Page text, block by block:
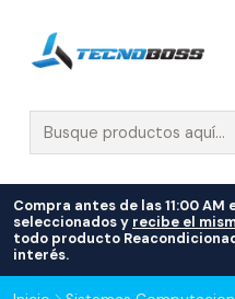
Compra antes de las 11:00
seleccionados y recibe el
todo producto
interés.